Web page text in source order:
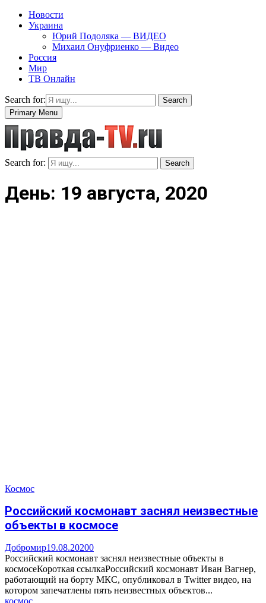
Новости
Украина
Юрий Подоляка — ВИДЕО
Михаил Онуфриенко — Видео
Россия
Мир
ТВ Онлайн
Search for:
Search
Primary Menu
Search for: Search
День: 19 августа, 2020
Космос
Российский космонавт заснял неизвестные
объекты в космосе
Добромир19.08.20200
Российский космонавт заснял неизвестные объекты в
космосеКороткая ссылкаРоссийский космонавт Иван Вагнер,
работающий на борту МКС, опубликовал в Twitter видео, на
котором запечатлены пять неизвестных объектов...
космос